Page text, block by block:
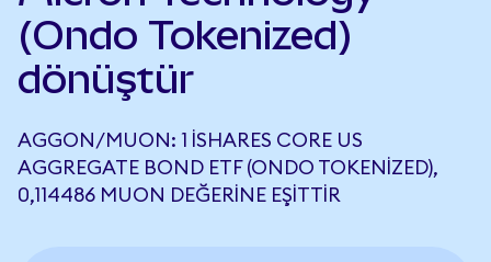
(Ondo Tokenized)
dönüştür
AGGON/MUON: 1 ISHARES CORE US
AGGREGATE BOND ETF (ONDO TOKENIZED),
0,114486 MUON DEĞERINE EŞITTIR